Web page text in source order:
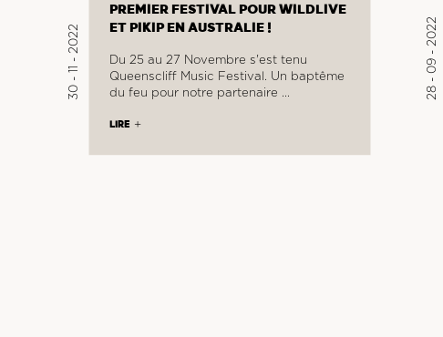
30 - 11 - 2022
PREMIER FESTIVAL POUR WILDLIVE
ET PIKIP EN AUSTRALIE !
Du 25 au 27 Novembre s'est tenu
Queenscliff Music Festival. Un baptême
du feu pour notre partenaire …
LIRE
28 - 09 - 2022